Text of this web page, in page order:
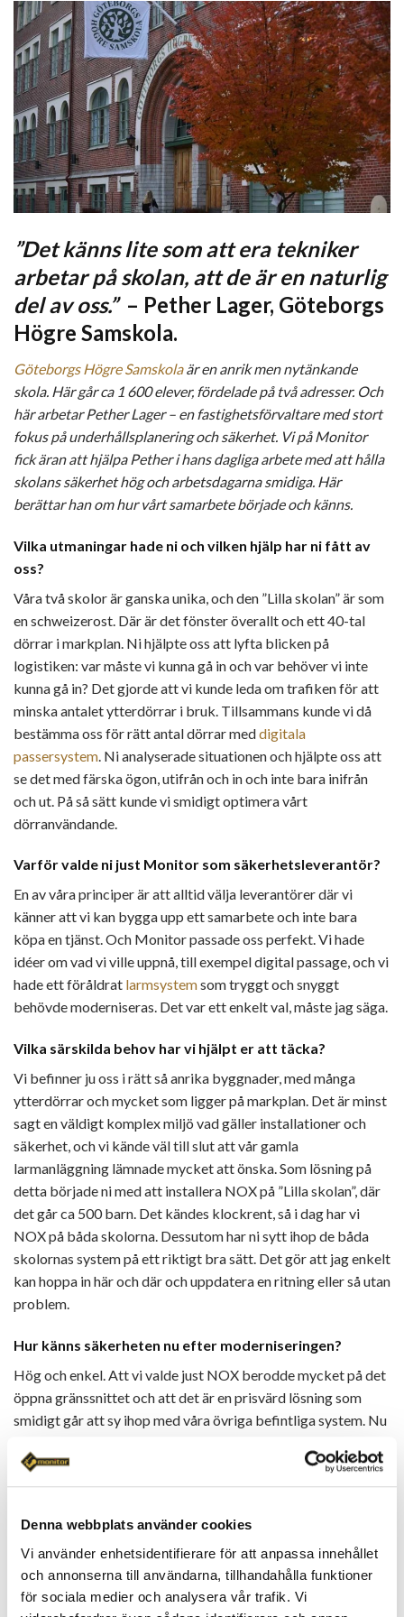
Denna webbplats använder cookies
Vi använder enhetsidentifierare för att anpassa innehållet
och annonserna till användarna, tillhandahålla funktioner
för sociala medier och analysera vår trafik. Vi
”Det känns lite som att era tekniker
arbetar på skolan, att de är en naturlig
del av oss.” – Pether Lager, Göteborgs
Högre Samskola.
Göteborgs Högre Samskolaär en anrik men nytänkande
skola. Här går ca 1 600 elever, fördelade på två adresser. Och
här arbetar Pether Lager – en fastighetsförvaltare med stort
fokus på underhållsplanering och säkerhet. Vi på Monitor
fick äran att hjälpa Pether i hans dagliga arbete med att hålla
skolans säkerhet hög och arbetsdagarna smidiga. Här
berättar han om hur vårt samarbete började och känns.
Vilka utmaningar hade ni och vilken hjälp har ni fått av
oss?
Våra två skolor är ganska unika, och den ”Lilla skolan” är som
en schweizerost. Där är det fönster överallt och ett 40-tal
dörrar i markplan. Ni hjälpte oss att lyfta blicken på
logistiken: var måste vi kunna gå in och var behöver vi inte
kunna gå in? Det gjorde att vi kunde leda om trafiken för att
minska antalet ytterdörrar i bruk. Tillsammans kunde vi då
bestämma oss för rätt antal dörrar meddigitala
passersystem . Ni analyserade situationen och hjälpte oss att
se det med färska ögon, utifrån och in och inte bara inifrån
och ut. På så sätt kunde vi smidigt optimera vårt
dörranvändande.
Varför valde ni just Monitor som säkerhetsleverantör?
En av våra principer är att alltid välja leverantörer där vi
känner att vi kan bygga upp ett samarbete och inte bara
köpa en tjänst. Och Monitor passade oss perfekt. Vi hade
idéer om vad vi ville uppnå, till exempel digital passage, och vi
hade ett föråldrat larmsystemsom tryggt och snyggt
behövde moderniseras. Det var ett enkelt val, måste jag säga.
Vilka särskilda behov har vi hjälpt er att täcka?
Vi befinner ju oss i rätt så anrika byggnader, med många
ytterdörrar och mycket som ligger på markplan. Det är minst
sagt en väldigt komplex miljö vad gäller installationer och
säkerhet, och vi kände väl till slut att vår gamla
larmanläggning lämnade mycket att önska. Som lösning på
detta började ni med att installera NOX på ”Lilla skolan”, där
det går ca 500 barn. Det kändes klockrent, så i dag har vi
NOX på båda skolorna. Dessutom har ni sytt ihop de båda
skolornas system på ett riktigt bra sätt. Det gör att jag enkelt
kan hoppa in här och där och uppdatera en ritning eller så utan
problem.
Hur känns säkerheten nu efter moderniseringen?
Hög och enkel. Att vi valde just NOX berodde mycket på det
öppna gränssnittet och att det är en prisvärd lösning som
smidigt går att sy ihop med våra övriga befintliga system. Nu
och elevregister. Dessutom sitter vi ju som sagt i lokaler med
vissa utmaningar, där det bland annat krävs noggrann
det gör att både jag och min ledning kan sova gott om
nätterna.
Hur upplever du samarbetet med oss?